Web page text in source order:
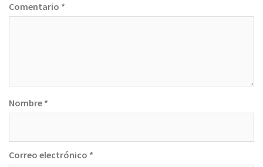
Comentario *
Nombre *
Correo electrónico *